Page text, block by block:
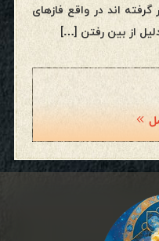
اند در واقع فازهای
از بین رفتن […]